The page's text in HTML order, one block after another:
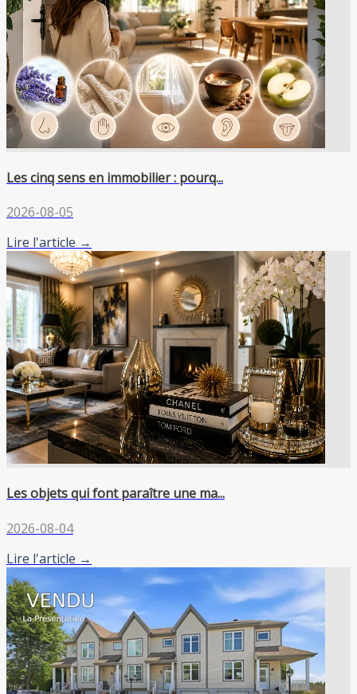
Les cinq sens en immobilier : pourq...
2026-08-05
Lire l'article →
Les objets qui font paraître une ma...
2026-08-04
Lire l'article →